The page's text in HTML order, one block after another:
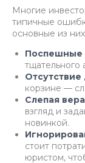
Многие
типичные
основные из
Поспешные
тщательного
корзине —
Слепая
взгляд и
новинкой.
стоит
юристом,